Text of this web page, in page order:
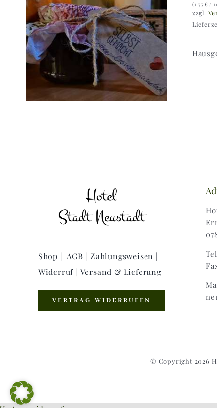
(1,75 € /
zzgl.
Shop | AGB | Zahlungsweisen |
Widerruf | Versand & Lieferung
VERTRAG WIDERRUFEN
© Copyright 2026